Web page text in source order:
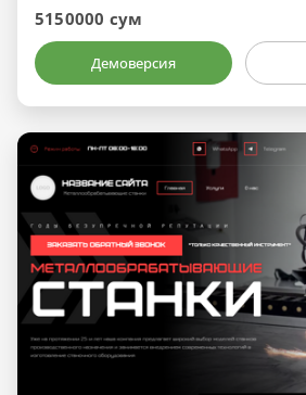
5150000 сум
Демоверсия